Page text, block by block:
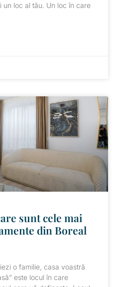
un loc al tău. Un loc în care
sunt cele mai
din Boreal
o familie, casa voastră
este locul în care